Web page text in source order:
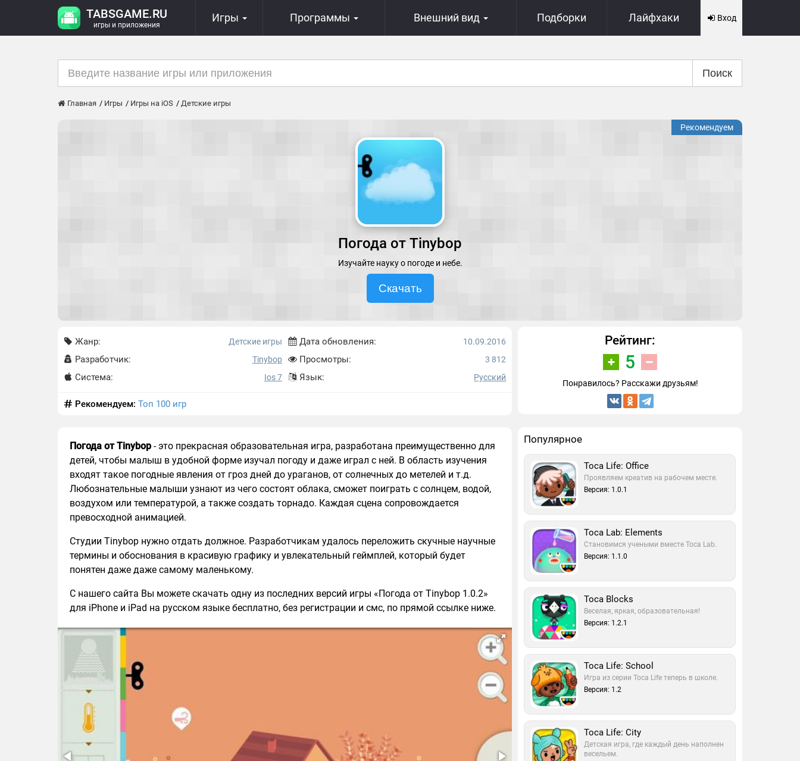
TABSGAME.RU
игры и приложения
Игры Программы Внешний вид Подборки Лайфхаки Вход
Поиск
Главная Игры Игры на iOS Детские игры
Рекомендуем
Погода от Tinybop
Изучайте науку о погоде и небе.
Скачать
Жанр: Детские игры
Разработчик: Tinybop
Система: Ios 7
Дата обновления: 10.09.2016
Просмотры: 3 812
Язык: Русский
Рекомендуем: Топ 100 игр
Рейтинг:
5
Понравилось? Расскажи друзьям!
Погода от Tinybop - это прекрасная образовательная игра, разработана преимущественно для
детей, чтобы малыш в удобной форме изучал погоду и даже играл с ней. В область изучения
входят такое погодные явления от гроз дней до ураганов, от солнечных до метелей и т.д.
Любознательные малыши узнают из чего состоят облака, сможет поиграть с солнцем, водой,
воздухом или температурой, а также создать торнадо. Каждая сцена сопровождается
превосходной анимацией.
Студии Tinybop нужно отдать должное. Разработчикам удалось переложить скучные научные
термины и обоснования в красивую графику и увлекательный геймплей, который будет
понятен даже даже самому маленькому.
С нашего сайта Вы можете скачать одну из последних версий игры «Погода от Tinybop 1.0.2»
для iPhone и iPad на русском языке бесплатно, без регистрации и смс, по прямой ссылке ниже.
Популярное
Toca Life: Office
Проявляем креатив на рабочем месте.
Версия: 1.0.1
Toca Lab: Elements
Становимся учеными вместе Toca Lab.
Версия: 1.1.0
Toca Blocks
Веселая, яркая, образовательная!
Версия: 1.2.1
Toca Life: School
Игра из серии Toca Life теперь в школе.
Версия: 1.2
Toca Life: City
Детская игра, где каждый день наполнен
весельем.